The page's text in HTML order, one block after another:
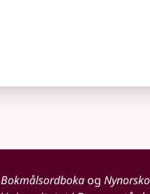
Bokmålsordbokaog